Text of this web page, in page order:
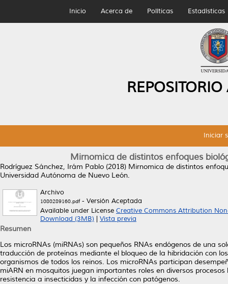
Inicio Acerca de Políticas Estadísticas
Iniciar
Mirnomica de distintos enfoques
Rodríguez Sánchez, Irám Pablo (2018) Mirnomica de distintos
Universidad Autónoma de Nuevo León.
Archivo
1080289160.pdf- Versión Aceptada
Available under License Creative Commons Attribution
Download (3MB)
Vista previa
Resumen
Los microRNAs (miRNAs) son pequeños RNAs endógenos de una
traducción de proteínas mediante el bloqueo de la hibridación con
organismos de todos los reinos. Los microRNAs participan
miARN en mosquitos juegan importantes roles en diversos
resistencia a insecticidas y la infección con patógenos.